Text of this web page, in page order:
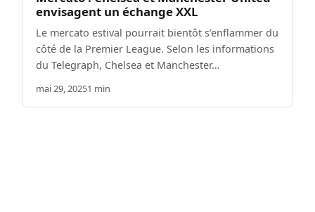
envisagent un échange XXL
Le mercato estival pourrait bientôt s’enflammer du
côté de la Premier League. Selon les informations
du Telegraph, Chelsea et Manchester…
mai 29, 20251 min